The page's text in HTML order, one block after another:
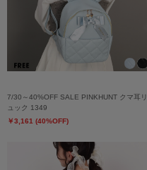
7/30～40%OFF SALE PINKHUNT クマ耳リ
ュック 1349
￥3,161 (40%OFF)